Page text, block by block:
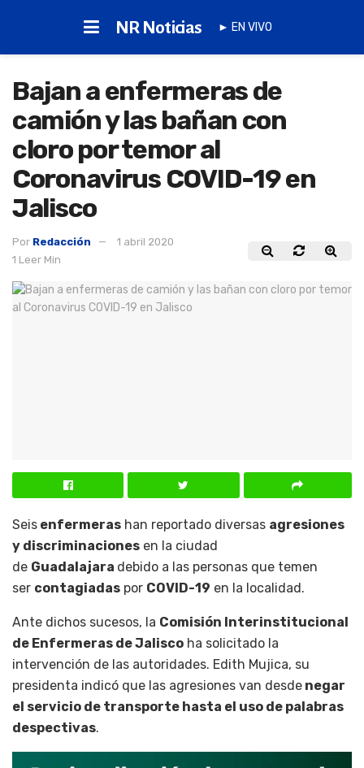
NR Noticias ► EN VIVO
Bajan a enfermeras de
camión y las bañan con
cloro por temor al
Coronavirus COVID-19 en
Jalisco
Por Redacción
1 abril 2020
1 Leer Min
Seis enfermeras han reportado diversas agresiones
y discriminaciones en la ciudad
de Guadalajara debido a las personas que temen
ser contagiadas por COVID-19 en la localidad.
Ante dichos sucesos, la Comisión Interinstitucional
de Enfermeras de Jalisco ha solicitado la
intervención de las autoridades. Edith Mujica, su
presidenta indicó que las agresiones van desde negar
el servicio de transporte hasta el uso de palabras
despectivas.